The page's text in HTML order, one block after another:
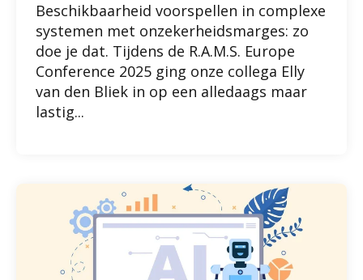
Beschikbaarheid voorspellen in complexe
systemen met onzekerheidsmarges: zo
doe je dat. Tijdens de R.A.M.S. Europe
Conference 2025 ging onze collega Elly
van den Bliek in op een alledaags maar
lastig...